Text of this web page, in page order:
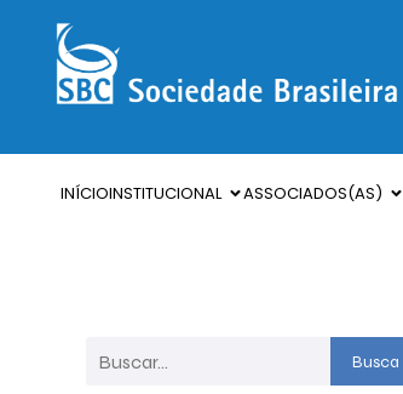
INÍCIOINSTITUCIONAL ASSOCIADOS(AS)
Busca